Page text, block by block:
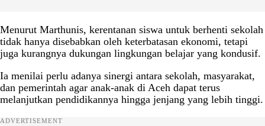
Menurut Marthunis, kerentanan siswa untuk berhenti sekolah
tidak hanya disebabkan oleh keterbatasan ekonomi, tetapi
juga kurangnya dukungan lingkungan belajar yang kondusif.
Ia menilai perlu adanya sinergi antara sekolah, masyarakat,
dan pemerintah agar anak-anak di Aceh dapat terus
melanjutkan pendidikannya hingga jenjang yang lebih tinggi.
ADVERTISEMENT